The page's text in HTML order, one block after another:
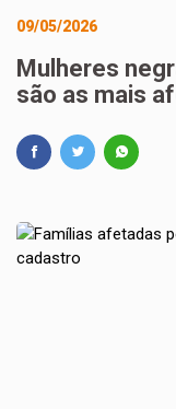
09/05/2026
Mulheres
são as mais